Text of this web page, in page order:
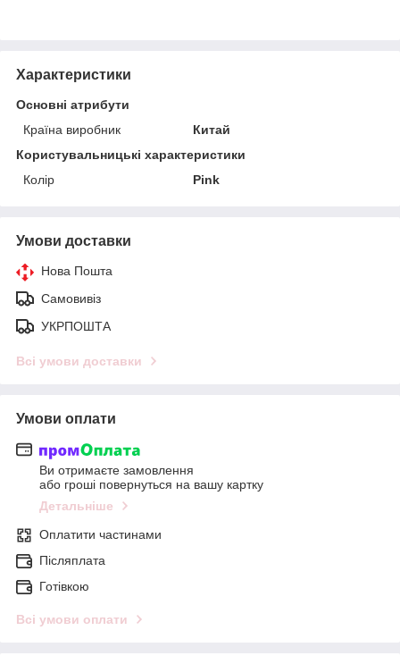
Характеристики
Основні атрибути
Країна виробник
Китай
Користувальницькі характеристики
Колір
Pink
Умови доставки
Нова Пошта
Самовивіз
УКРПОШТА
Всі умови доставки
Умови оплати
Ви отримаєте замовлення
або гроші повернуться на вашу картку
Детальніше
Оплатити частинами
Післяплата
Готівкою
Всі умови оплати